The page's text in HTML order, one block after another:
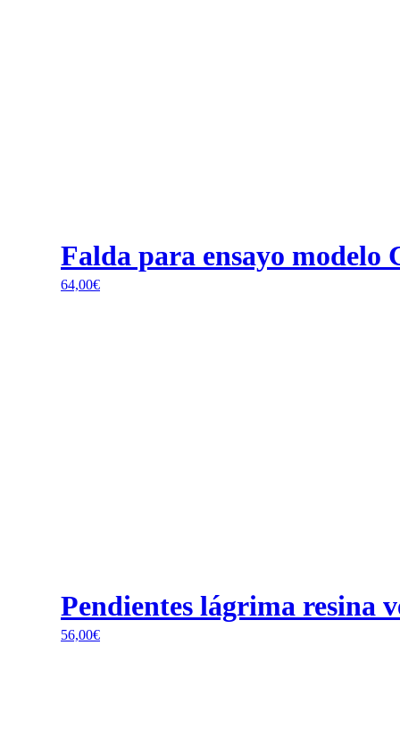
Falda para ensayo modelo
64,00€
Pendientes lágrima resina
56,00€